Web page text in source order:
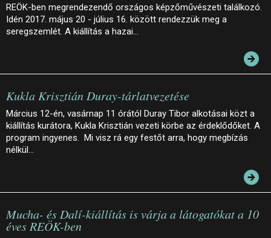
REÖK-ben megrendezendő országos képzőművészeti találkozó.
Idén 2017. május 20 - július 16. között rendezzük meg a
seregszemlét. A kiállítás a hazai…
Kukla Krisztián Duray-tárlatvezetése
Március 12-én, vasárnap 11 órától Duray Tibor alkotásai közt a
kiállítás kurátora, Kukla Krisztián vezeti körbe az érdeklődőket. A
program ingyenes. Mi visz rá egy festőt arra, hogy megbízás
nélkül…
Mucha- és Dalí-kiállítás is várja a látogatókat a 10
éves REÖK-ben